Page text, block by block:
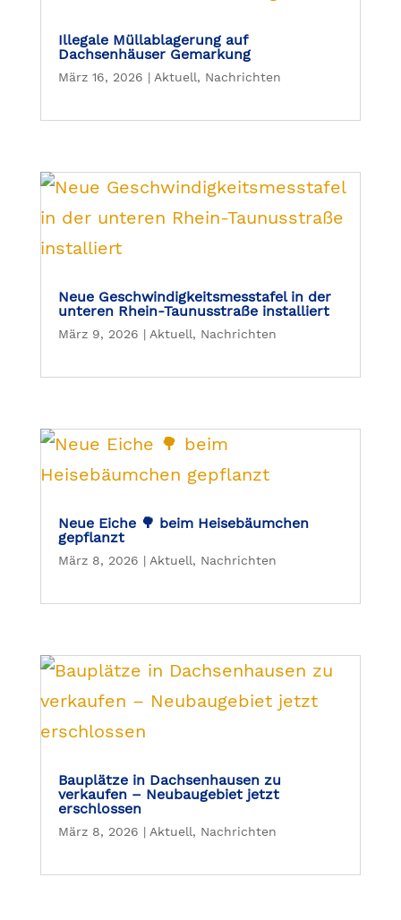
Illegale Müllablagerung auf
Dachsenhäuser Gemarkung
März 16, 2026 | Aktuell, Nachrichten
Neue Geschwindigkeitsmesstafel in der
unteren Rhein-Taunusstraße installiert
März 9, 2026 | Aktuell, Nachrichten
Neue Eiche 🌳 beim Heisebäumchen
gepflanzt
März 8, 2026 | Aktuell, Nachrichten
Bauplätze in Dachsenhausen zu
verkaufen – Neubaugebiet jetzt
erschlossen
März 8, 2026 | Aktuell, Nachrichten